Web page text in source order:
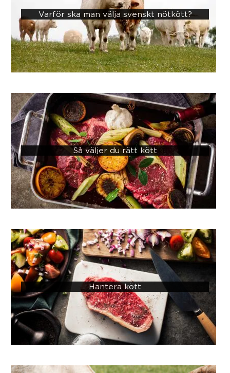
Varför ska man välja svenskt nötkött?
Så väljer du rätt kött
Hantera kött